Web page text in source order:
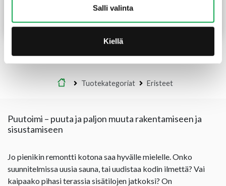
Salli valinta
Kiellä
Lue lisää
67,00
Lue lisää
Etusivu
Tuotekategoriat Eristeet
Puutoimi – puuta ja paljon muuta rakentamiseen ja
sisustamiseen
Jo pienikin remontti kotona saa hyvälle mielelle. Onko
suunnitelmissa uusia sauna, tai uudistaa kodin ilmettä? Vai
kaipaako pihasi terassia sisätilojen jatkoksi? On